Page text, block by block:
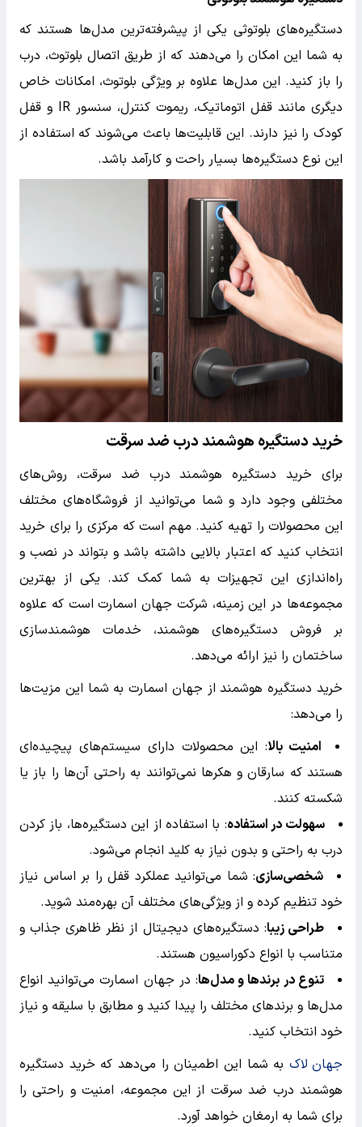
دستگیره‌های بلوتوثی یکی از پیشرفته‌ترین مدل‌ها هستند که
به شما این امکان را می‌دهند که از طریق اتصال بلوتوث، درب
را باز کنید. این مدل‌ها علاوه بر ویژگی بلوتوث، امکانات خاص
دیگری مانند قفل اتوماتیک، ریموت کنترل، سنسور IR و قفل
کودک را نیز دارند. این قابلیت‌ها باعث می‌شوند که استفاده از
این نوع دستگیره‌ها بسیار راحت و کارآمد باشد.
خرید دستگیره هوشمند درب ضد سرقت
برای خرید دستگیره هوشمند درب ضد سرقت، روش‌های
مختلفی وجود دارد و شما می‌توانید از فروشگاه‌های مختلف
این محصولات را تهیه کنید. مهم است که مرکزی را برای خرید
انتخاب کنید که اعتبار بالایی داشته باشد و بتواند در نصب و
راه‌اندازی این تجهیزات به شما کمک کند. یکی از بهترین
مجموعه‌ها در این زمینه، شرکت جهان اسمارت است که علاوه
بر فروش دستگیره‌های هوشمند، خدمات هوشمندسازی
ساختمان را نیز ارائه می‌دهد.
خرید دستگیره هوشمند از جهان اسمارت به شما این مزیت‌ها
را می‌دهد:
امنیت بالا: این محصولات دارای سیستم‌های پیچیده‌ای
هستند که سارقان و هکرها نمی‌توانند به راحتی آن‌ها را باز یا
شکسته کنند.
سهولت در استفاده: با استفاده از این دستگیره‌ها، باز کردن
درب به راحتی و بدون نیاز به کلید انجام می‌شود.
شخصی‌سازی: شما می‌توانید عملکرد قفل را بر اساس نیاز
خود تنظیم کرده و از ویژگی‌های مختلف آن بهره‌مند شوید.
طراحی زیبا: دستگیره‌های دیجیتال از نظر ظاهری جذاب و
متناسب با انواع دکوراسیون هستند.
تنوع در برندها و مدل‌ها: در جهان اسمارت می‌توانید انواع
مدل‌ها و برندهای مختلف را پیدا کنید و مطابق با سلیقه و نیاز
خود انتخاب کنید.
جهان لاک به شما این اطمینان را می‌دهد که خرید دستگیره
هوشمند درب ضد سرقت از این مجموعه، امنیت و راحتی را
برای شما به ارمغان خواهد آورد.